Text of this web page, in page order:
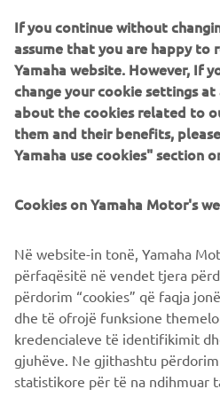
If you continue without
assume that you are happy to
Yamaha website. However, If
change your cookie settings
about the cookies related to
them and their benefits,
Yamaha use cookies" section
Cookies on Yamaha Motor's
Në website-in tonë, Yamaha
përfaqësitë në vendet tjera
përdorim “cookies” që faqja
dhe të ofrojë funksione
kredencialeve të identifikimit
gjuhëve. Ne gjithashtu
statistikore për të na ndihmuar